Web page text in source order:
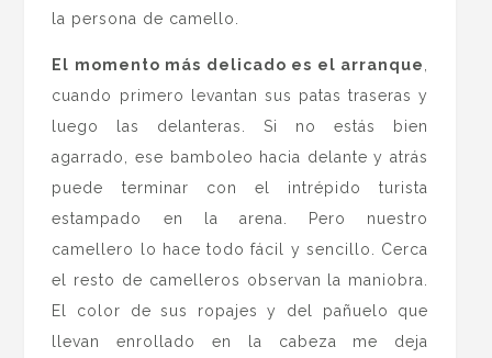
la persona de camello.
El momento más delicado es el arranque
cuando primero levantan sus patas traseras y
luego las delanteras. Si no estás bien
agarrado, ese bamboleo hacia delante y atrás
puede terminar con el intrépido turista
estampado en la arena. Pero nuestro
camellero lo hace todo fácil y sencillo. Cerca
el resto de camelleros observan la maniobra.
El color de sus ropajes y del pañuelo que
llevan enrollado en la cabeza me deja